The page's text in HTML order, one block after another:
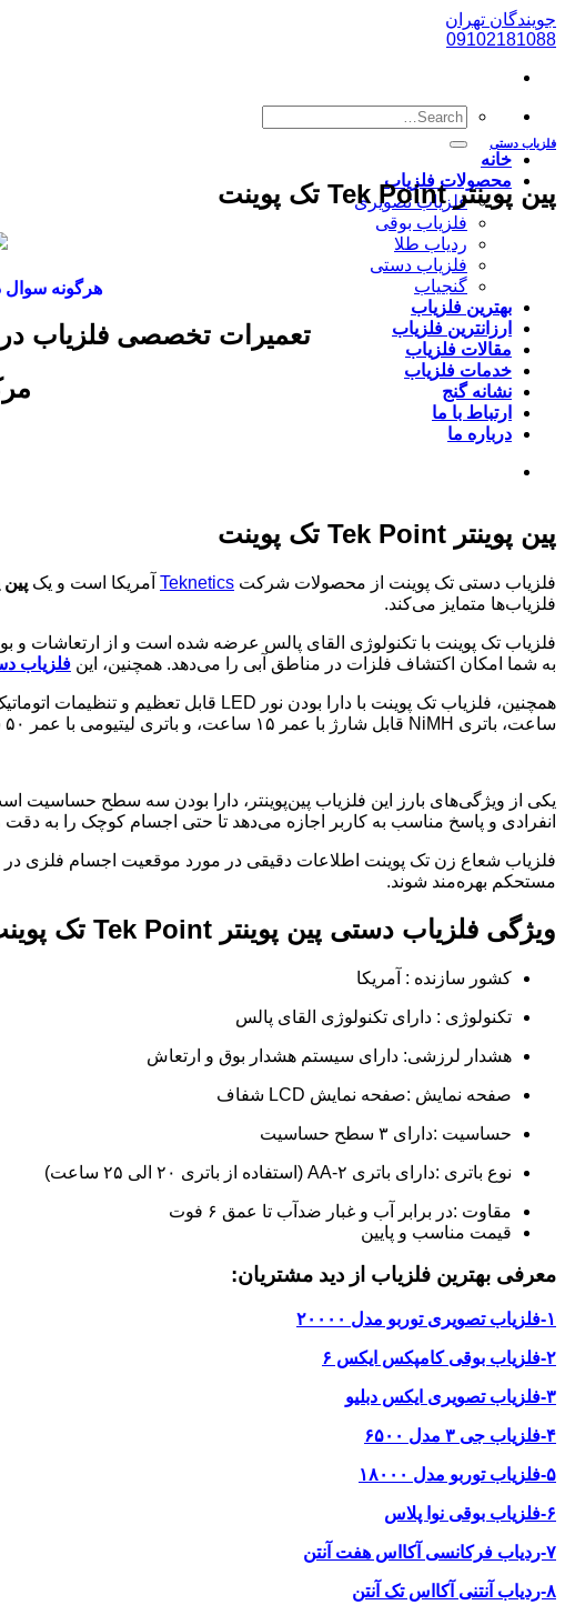
پرش
به
جویندگان تهران
09102181088
خانه
محصولات فلزیاب
فلزیاب تصویری
فلزیاب بوقی
ردیاب طلا
فلزیاب دستی
گنجیاب
بهترین فلزیاب
ارزانترین فلزیاب
مقالات فلزیاب
خدمات فلزیاب
نشانه گنج
ارتباط با ما
درباره ما
فلزیاب دستی
پین پوینتر Tek Point تک پوینت
هرگونه سوال
تعمیرات تخصصی فلزیاب
پین پوینتر Tek Point تک پوینت
فلزیاب دستی تک پوینت از محصولات شرکت Teknetics آمریکا است و یک پین‌
فلزیاب‌ها متمایز می‌کند.
به شما امکان اکتشاف فلزات در مناطق آبی را می‌دهد. همچنین، این فلزیاب
ساعت، باتری NiMH قابل شارژ با عمر ۱۵ ساعت، و باتری لیتیومی با عمر ۵۰ ساعت) پشتیبانی می‌کند.
یکی از ویژگی‌های بارز این فلزیاب پین‌پوینتر، دارا بودن سه سطح حساسیت
انفرادی و پاسخ مناسب به کاربر اجازه می‌دهد تا حتی اجسام کوچک را به دقت
فلزیاب شعاع زن تک پوینت اطلاعات دقیقی در مورد موقعیت اجسام فلزی در
مستحکم بهره‌مند شوند.
ویژگی فلزیاب دستی پین پوینتر Tek Point تک پوینت:
کشور سازنده : آمریکا
تکنولوژی : دارای تکنولوژی القای پالس
هشدار لرزشی: دارای سیستم هشدار بوق و ارتعاش
صفحه نمایش :صفحه نمایش LCD شفاف
حساسیت :دارای ۳ سطح حساسیت
نوع باتری :دارای باتری ۲-AA (استفاده از باتری ۲۰ الی ۲۵ ساعت)
مقاوت :در برابر آب و غبار ضدآب تا عمق ۶ فوت
قیمت مناسب و پایین
معرفی بهترین فلزیاب از دید مشتریان:
۱-فلزیاب تصویری توربو مدل ۲۰۰۰۰
۲-فلزیاب بوقی کامپکس ایکس ۶
۳-فلزیاب تصویری ایکس دبلیو
۴-فلزیاب جی ۳ مدل ۶۵۰۰
۵-فلزیاب توربو مدل ۱۸۰۰۰
۶-فلزیاب بوقی نوا پلاس
۷-ردیاب فرکانسی آکااس هفت آنتن
۸-ردیاب آنتنی آکااس تک آنتن